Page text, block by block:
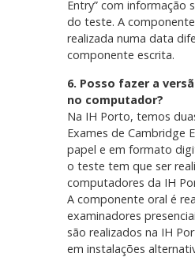
Entry” com informação
do teste. A
realizada numa data
componente escrita.
6. Posso fazer a
no computador?
Na IH Porto, temos
Exames de Cambridge
papel e em formato
o teste tem que ser
computadores da IH
A componente oral é
examinadores
são realizados na IH
em instalações